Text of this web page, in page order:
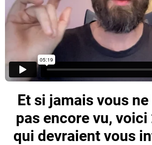
Et si jamais vous
pas encore vu, voici
qui devraient vous